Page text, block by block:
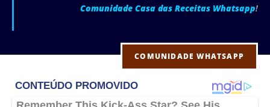
Comunidade Casa das Receitas Whatsapp!
COMUNIDADE WHATSAPP